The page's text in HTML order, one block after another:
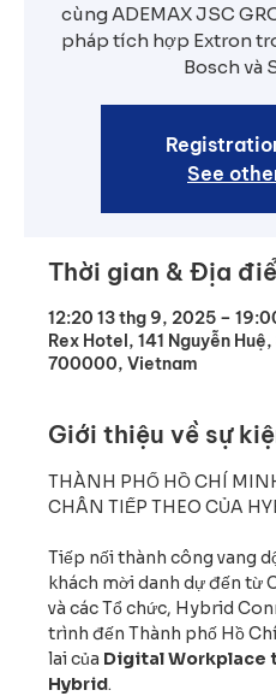
cùng ADEMAX JSC
pháp tích hợp Extron
Bosch và
See
Thời gian & Địa
12:20 13 thg 9, 2025 –
Rex Hotel, 141 Nguyễn
700000, Vietnam
Giới thiệu về sự
THÀNH PHỐ HỒ CHÍ
CHÂN TIẾP THEO CỦA
Tiếp nối thành công vang
khách mời danh dự đến từ
và các Tổ chức, Hybrid
trình đến Thành phố Hồ
lai của Digital Workplace
Hybrid.